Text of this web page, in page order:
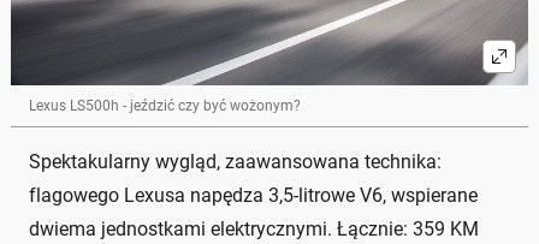
Lexus LS500h - jeździć czy być wożonym?
Spektakularny wygląd, zaawansowana technika:
flagowego Lexusa napędza 3,5-litrowe V6, wspierane
dwiema jednostkami elektrycznymi. Łącznie: 359 KM